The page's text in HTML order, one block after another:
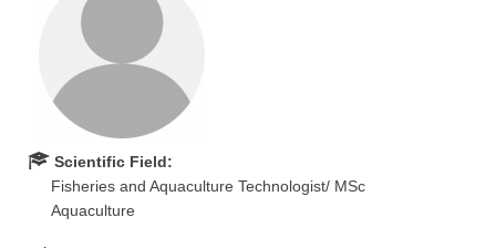
Scientific Field:
Fisheries and Aquaculture Technologist/ MSc
Aquaculture